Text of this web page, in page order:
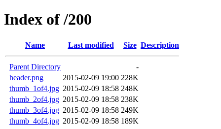
Index of /200
Name Last modified Size Description
Parent Directory
-
header.png
2015-02-09 19:00 228K
thumb_1of4.jpg 2015-02-09 18:58 248K
thumb_2of4.jpg 2015-02-09 18:58 238K
thumb_3of4.jpg 2015-02-09 18:58 249K
thumb_4of4.jpg 2015-02-09 18:58 189K